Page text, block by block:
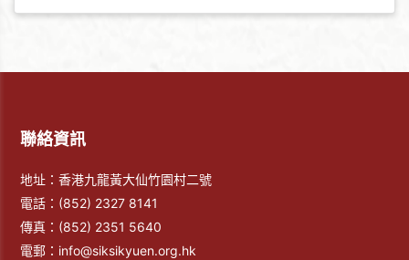
聯絡資訊
地址：香港九龍黃大仙竹園村二號
電話： (852) 2327 8141
傳真： (852) 2351 5640
電郵： info@siksikyuen.org.hk